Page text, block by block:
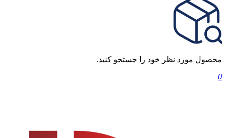
محصول مورد نظر خود را جستجو کنید.
0